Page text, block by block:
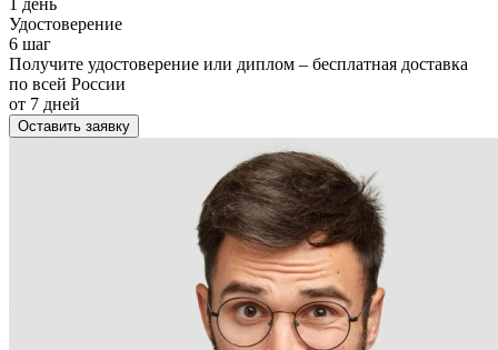
Удостоверение
6 шаг
Получите удостоверение или диплом – бесплатная доставка
по всей России
от 7 дней
Оставить заявку